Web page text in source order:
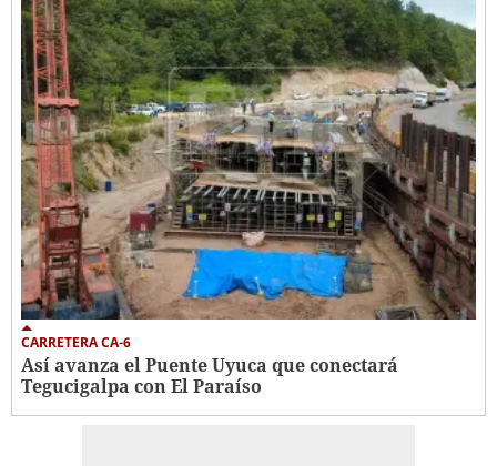
CARRETERA CA-6
Así avanza el Puente Uyuca que conectará
Tegucigalpa con El Paraíso